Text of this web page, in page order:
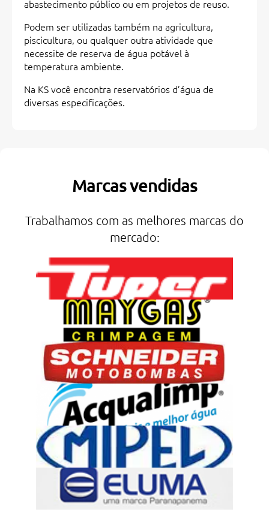
abastecimento público ou em projetos de reuso.
Podem ser utilizadas também na agricultura,
piscicultura, ou qualquer outra atividade que
necessite de reserva de água potável à
temperatura ambiente.
Na KS você encontra reservatórios d’água de
diversas especificações.
Marcas vendidas
Trabalhamos com as melhores marcas do
mercado: